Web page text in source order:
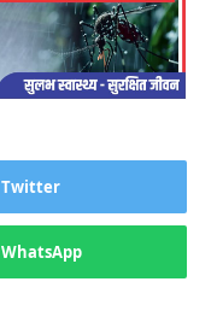
Twitter
WhatsApp